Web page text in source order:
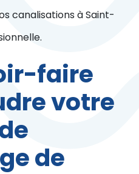
canalisations à Saint-
faire
votre
de